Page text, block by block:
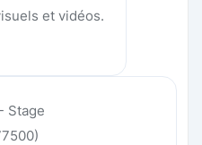
et vidéos.
Stage